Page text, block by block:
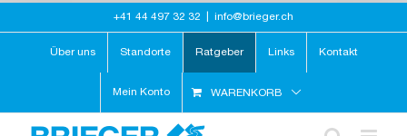
springen
+41 44 497 32 32 info@brieger.ch
Über uns Standorte Ratgeber Links Kontakt
Mein Konto WARENKORB